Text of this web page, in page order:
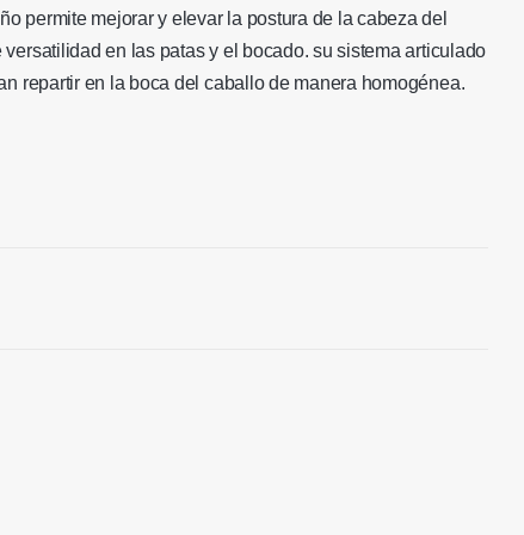
es:
$ 297.500,00.
permite mejorar y elevar la postura de la cabeza del
en las patas y el bocado. su sistema articulado
repartir en la boca del caballo de manera homogénea.